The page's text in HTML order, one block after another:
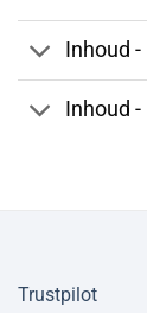
Inhoud -
Inhoud
Trustpilot